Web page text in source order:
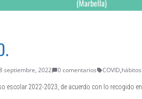
septiembre, 2022 0 comentarios COVID,
escolar 2022-2023, de acuerdo con lo recogido